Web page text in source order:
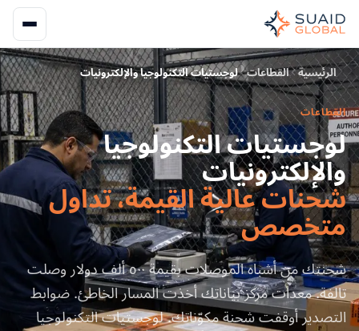
الرئيسية القطاعات لوجستيات التكنولوجيا والإلكترونيات
القطاعات
لوجستيات التكنولوجيا
والإلكترونيات
شحنات عالية القيمة، تداول
متخصص
شحنتك من أشباه الموصلات بقيمة ٥٠٠ ألف دولار وصلت
تالفة. معدات مركز بياناتك أخذت المسار الخاطئ. ضوابط
التصدير أوقفت شحنة مكوّناتك. لوجستيات التكنولوجيا